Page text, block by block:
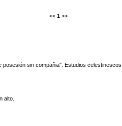
<< 1 >>
posesión sin compañia". Estudios
alto.